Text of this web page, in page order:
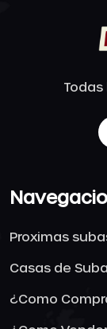
Proximas
Casas de
¿Como